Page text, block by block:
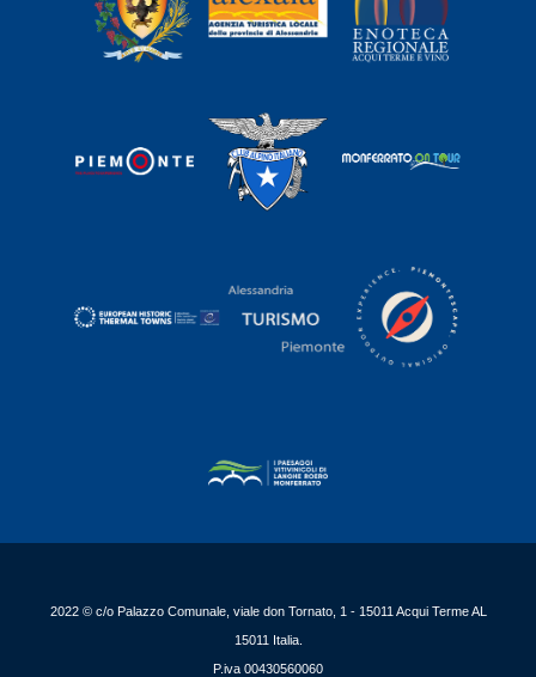
2022 © c/o Palazzo Comunale, viale don Tornato, 1 - 15011 Acqui Terme AL
15011 Italia.
P.iva 00430560060